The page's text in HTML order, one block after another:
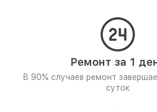
Ремонт за 1
В 90% случаев ремонт
суток